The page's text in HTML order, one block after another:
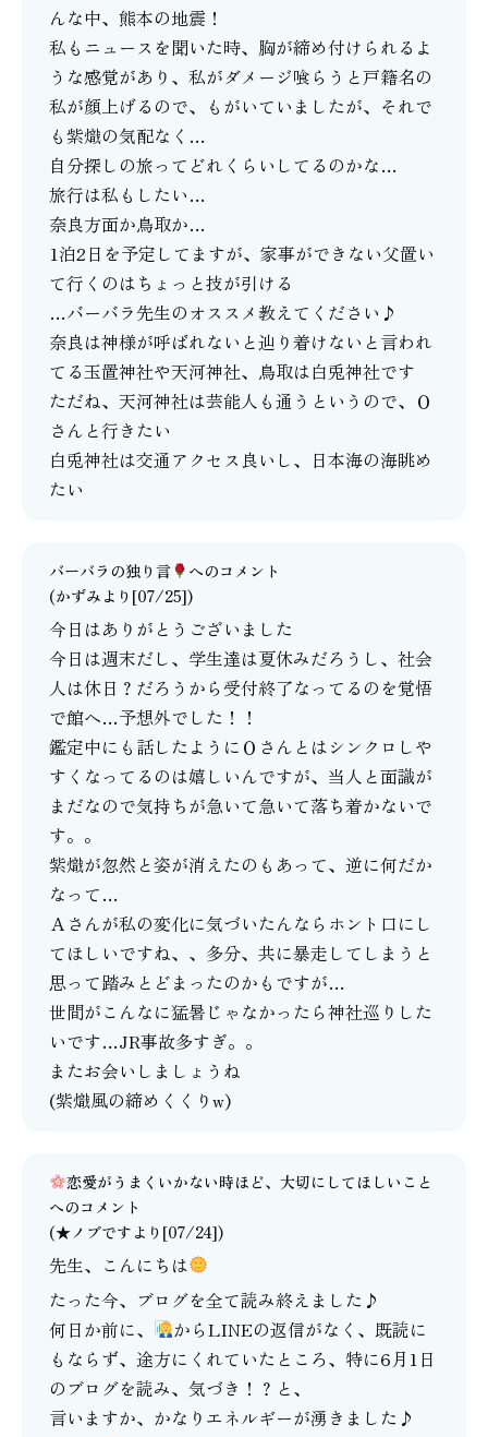
んな中、熊本の地震！
私もニュースを聞いた時、胸が締め付けられるよ
うな感覚があり、私がダメージ喰らうと戸籍名の
私が顔上げるので、もがいていましたが、それで
も紫熾の気配なく…
自分探しの旅ってどれくらいしてるのかな…
旅行は私もしたい…
奈良方面か鳥取か…
1泊2日を予定してますが、家事ができない父置い
て行くのはちょっと技が引ける
…バーバラ先生のオススメ教えてください♪
奈良は神様が呼ばれないと辿り着けないと言われ
てる玉置神社や天河神社、鳥取は白兎神社です
ただね、天河神社は芸能人も通うというので、Ｏ
さんと行きたい
白兎神社は交通アクセス良いし、日本海の海眺め
たい
バーバラの独り言
へのコメント
(かずみより[07/25])
今日はありがとうございました
今日は週末だし、学生達は夏休みだろうし、社会
人は休日？だろうから受付終了なってるのを覚悟
で館へ…予想外でした！！
鑑定中にも話したようにＯさんとはシンクロしや
すくなってるのは嬉しいんですが、当人と面識が
まだなので気持ちが急いて急いて落ち着かないで
す。。
紫熾が忽然と姿が消えたのもあって、逆に何だか
なって…
Ａさんが私の変化に気づいたんならホント口にし
てほしいですね、、多分、共に暴走してしまうと
思って踏みとどまったのかもですが…
世間がこんなに猛暑じゃなかったら神社巡りした
いです…JR事故多すぎ。。
またお会いしましょうね
(紫熾風の締めくくりw)
恋愛がうまくいかない時ほど、大切にしてほしいこと
へのコメント
(★ノブですより[07/24])
先生、こんにちは
たった今、ブログを全て読み終えました♪
何日か前に、
からLINEの返信がなく、既読に
もならず、途方にくれていたところ、特に6月1日
のブログを読み、気づき！？と、
言いますか、かなりエネルギーが湧きました♪